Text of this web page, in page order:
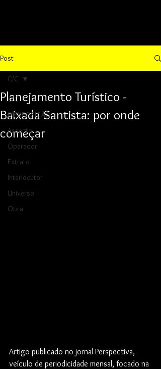
Post
C/C
INEXPOSIÇÃO
Assento
Operador
Extrato
Interlocutor
Universo
Obra
C/C
Planejamento Turístico -
Baixada Santista: por onde
começar
Artigo publicado no jornal Perspectiva,
veículo de periodicidade mensal, focado na